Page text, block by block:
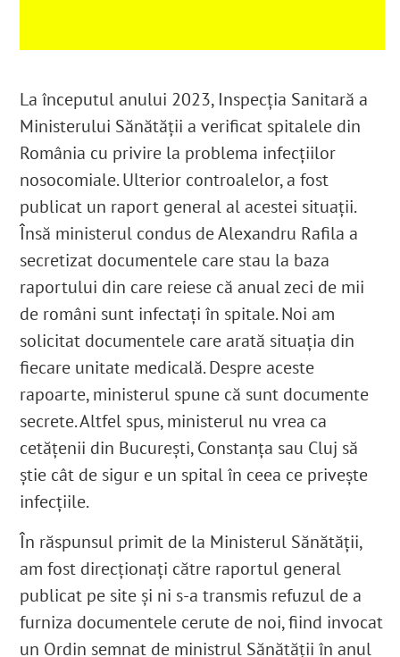
La începutul anului 2023, Inspecția Sanitară a
Ministerului Sănătății a verificat spitalele din
România cu privire la problema infecțiilor
nosocomiale. Ulterior controalelor, a fost
publicat un raport general al acestei situații.
Însă ministerul condus de Alexandru Rafila a
secretizat documentele care stau la baza
raportului din care reiese că anual zeci de mii
de români sunt infectați în spitale. Noi am
solicitat documentele care arată situația din
fiecare unitate medicală. Despre aceste
rapoarte, ministerul spune că sunt documente
secrete. Altfel spus, ministerul nu vrea ca
cetățenii din București, Constanța sau Cluj să
știe cât de sigur e un spital în ceea ce privește
infecțiile.
În răspunsul primit de la Ministerul Sănătății,
am fost direcționați către raportul general
publicat pe site și ni s-a transmis refuzul de a
furniza documentele cerute de noi, fiind invocat
un Ordin semnat de ministrul Sănătății în anul